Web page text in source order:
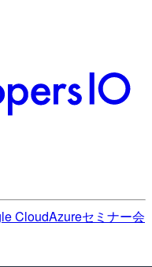
CloudAzureセミナー会